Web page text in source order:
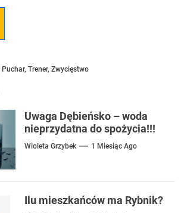
Puchar, Trener, Zwycięstwo
Uwaga Dębieńsko – woda
nieprzydatna do spożycia!!!
Wioleta Grzybek 1 Miesiąc Ago
Ilu mieszkańców ma Rybnik?